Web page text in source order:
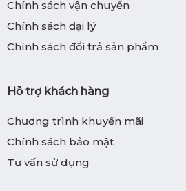
Chính sách vận chuyển
Chính sách đại lý
Chính sách đổi trả sản phẩm
Hỗ trợ khách hàng
Chương trình khuyến mãi
Chính sách bảo mật
Tư vấn sử dụng